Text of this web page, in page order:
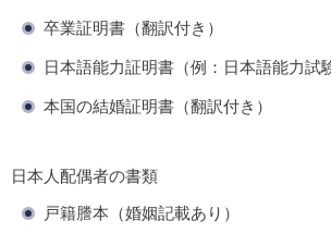
卒業証明書（翻訳付き）
日本語能力証明書（例：日本語能力試
本国の結婚証明書（翻訳付き）
日本人配偶者の書類
戸籍謄本（婚姻記載あり）